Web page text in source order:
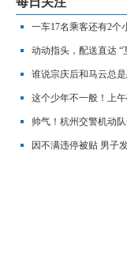
一车17名乘客还有2个
漏油摩托车
动动指头，配送直达
Style
谁说宗庆后和马云总
这个少年不一般！上
纪录
帅气！杭州交警机动
因不满违停被贴 男子